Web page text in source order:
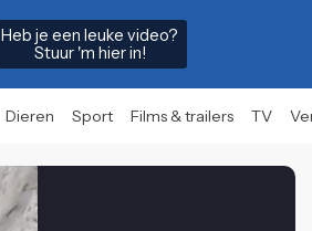
Heb je een leuke video?
Stuur 'm hier in!
Dieren Sport Films & trailers TV